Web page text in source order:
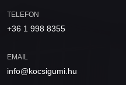
TELEFON
+36 1 998 8355
EMAIL
info@kocsigumi.hu